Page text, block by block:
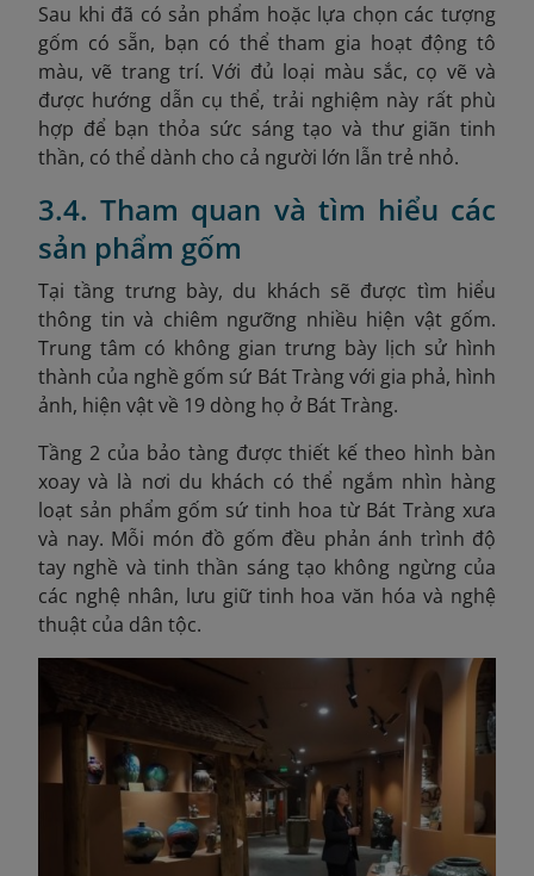
Sau khi đã có sản phẩm hoặc lựa chọn các tượng
gốm có sẵn, bạn có thể tham gia hoạt động tô
màu, vẽ trang trí. Với đủ loại màu sắc, cọ vẽ và
được hướng dẫn cụ thể, trải nghiệm này rất phù
hợp để bạn thỏa sức sáng tạo và thư giãn tinh
thần, có thể dành cho cả người lớn lẫn trẻ nhỏ.
3.4. Tham quan và tìm hiểu các
sản phẩm gốm
Tại tầng trưng bày, du khách sẽ được tìm hiểu
thông tin và chiêm ngưỡng nhiều hiện vật gốm.
Trung tâm có không gian trưng bày lịch sử hình
thành của nghề gốm sứ Bát Tràng với gia phả, hình
ảnh, hiện vật về 19 dòng họ ở Bát Tràng.
Tầng 2 của bảo tàng được thiết kế theo hình bàn
xoay và là nơi du khách có thể ngắm nhìn hàng
loạt sản phẩm gốm sứ tinh hoa từ Bát Tràng xưa
và nay. Mỗi món đồ gốm đều phản ánh trình độ
tay nghề và tinh thần sáng tạo không ngừng của
các nghệ nhân, lưu giữ tinh hoa văn hóa và nghệ
thuật của dân tộc.